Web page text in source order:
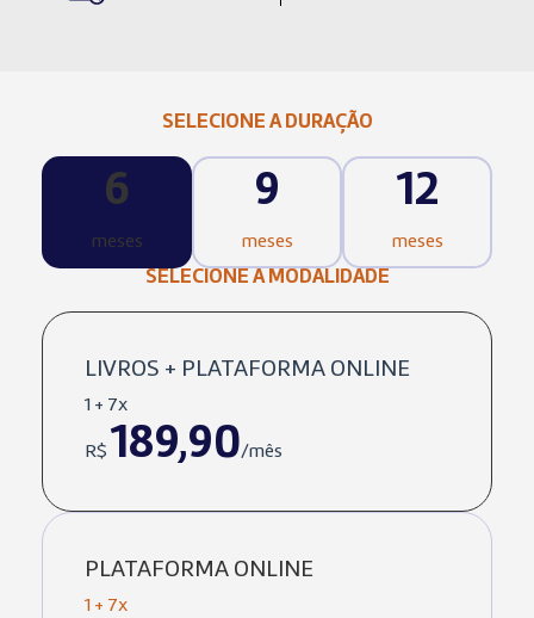
SELECIONE A DURAÇÃO
6
meses
9
meses
12
meses
SELECIONE A MODALIDADE
LIVROS + PLATAFORMA ONLINE
1 + 7x
R$ 189,90/mês
PLATAFORMA ONLINE
1 + 7x